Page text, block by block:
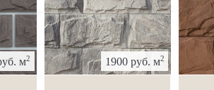
м2 1900 руб. м2